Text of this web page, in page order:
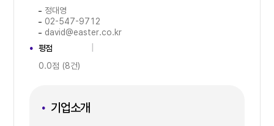
정대영
02-547-9712
david@easter.co.kr
평점
0.0점 (8건)
기업소개